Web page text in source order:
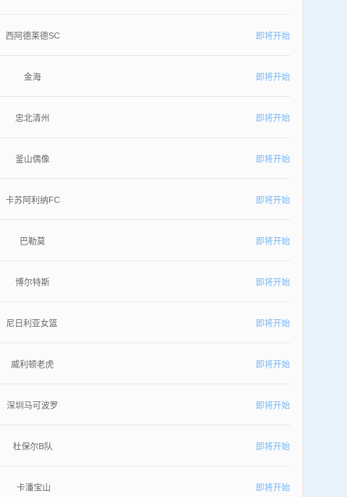
西阿德莱德SC 即将开始
金海 即将开始
忠北清州 即将开始
釜山偶像 即将开始
卡苏阿利纳FC 即将开始
巴勒莫 即将开始
博尔特斯 即将开始
尼日利亚女篮 即将开始
威利顿老虎 即将开始
深圳马可波罗 即将开始
杜保尔B队 即将开始
卡潘宝山 即将开始